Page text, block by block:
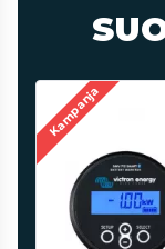
Kampanja